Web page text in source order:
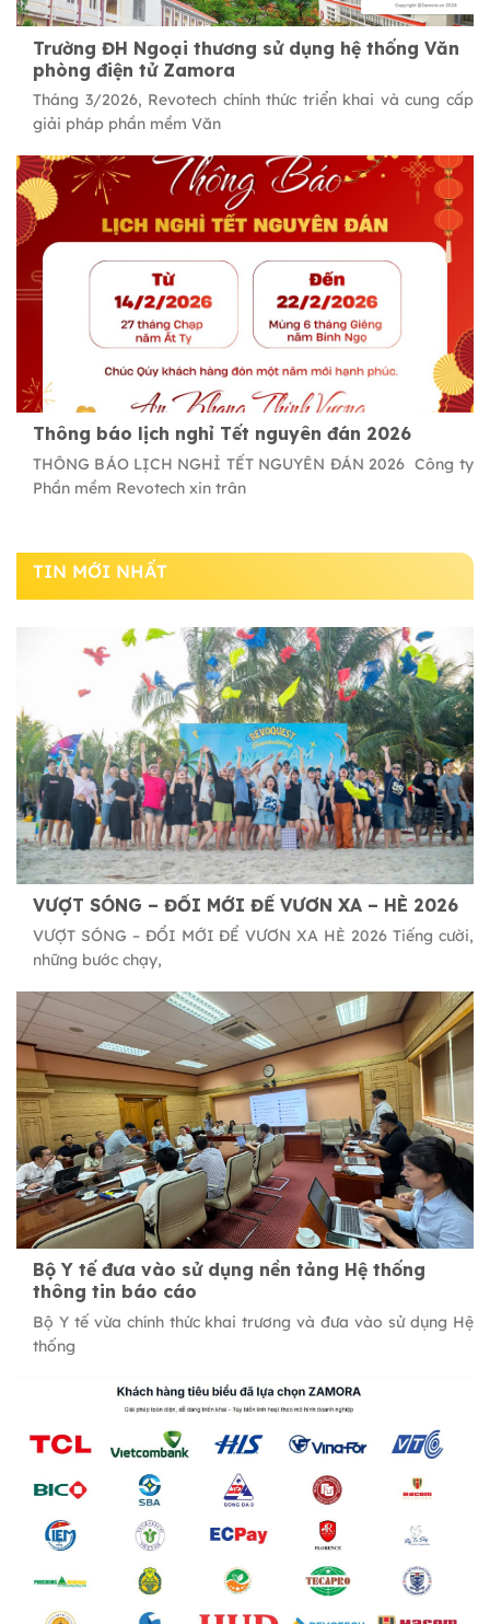
Trường ĐH Ngoại thương sử dụng hệ thống Văn
phòng điện tử Zamora
Tháng 3/2026, Revotech chính thức triển khai và cung cấp
giải pháp phần mềm Văn
Thông báo lịch nghỉ Tết nguyên đán 2026
THÔNG BÁO LỊCH NGHỈ TẾT NGUYÊN ĐÁN 2026 Công ty
Phần mềm Revotech xin trân
TIN MỚI NHẤT
VƯỢT SÓNG – ĐỔI MỚI ĐỂ VƯƠN XA – HÈ 2026
VƯỢT SÓNG – ĐỔI MỚI ĐỂ VƯƠN XA HÈ 2026 Tiếng cười,
những bước chạy,
Bộ Y tế đưa vào sử dụng nền tảng Hệ thống
thông tin báo cáo
Bộ Y tế vừa chính thức khai trương và đưa vào sử dụng Hệ
thống